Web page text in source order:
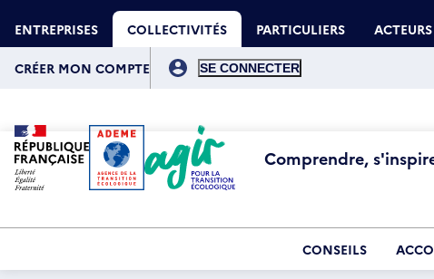
au
contenu
principal
ENTREPRISES COLLECTIVITÉS PARTICULIERS
compte
CRÉER MON COMPTE
Comprendre,
CONSEILS